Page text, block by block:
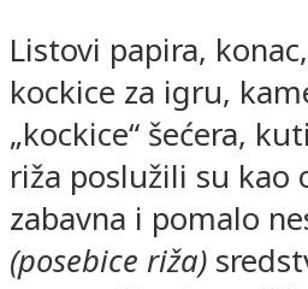
Listovi papira,
kockice za igru,
„kockice“ šećera,
riža poslužili su kao
zabavna i pomalo
(posebice riža)